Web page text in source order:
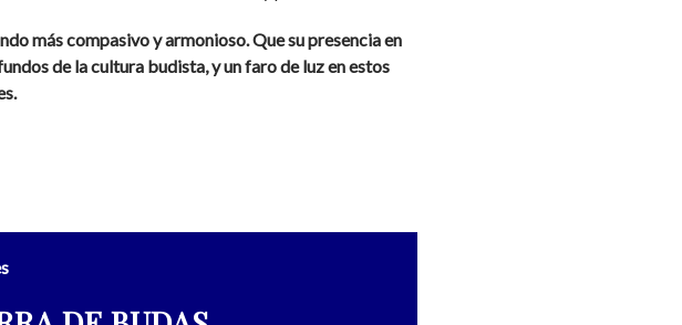
más compasivo y armonioso. Que su presencia en
de la cultura budista, y un faro de luz en estos